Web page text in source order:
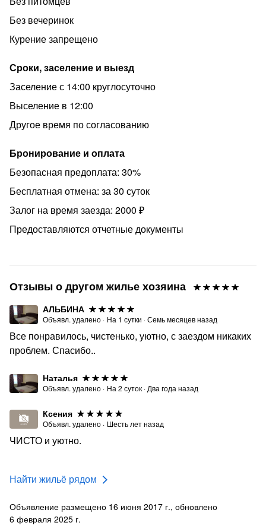
Без вечеринок
Курение запрещено
Сроки, заселение и выезд
Заселение с 14:00 круглосуточно
Выселение в 12:00
Другое время по согласованию
Бронирование и оплата
Безопасная предоплата: 30%
Бесплатная отмена: за 30 суток
Залог на время заезда: 2000 ₽
Предоставляются отчетные документы
Отзывы о другом жилье хозяина
АЛЬБИНА
Объявл. удалено · На 1 сутки ·Семь месяцев назад
Все понравилось, чистенько, уютно, с заездом никаких
проблем. Спасибо..
Наталья
Объявл. удалено · На 2 суток · Два года назад
Ксения
Объявл. удалено · Шесть лет назад
ЧИСТО и уютно.
Найти жильё рядом
Объявление размещено 16 июня 2017 г., обновлено
6 февраля 2025 г.